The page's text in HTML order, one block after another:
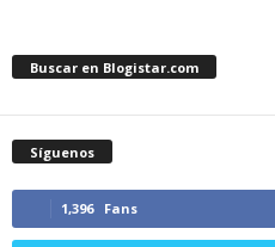
Buscar en Blogistar.com
Síguenos
1,396 Fans